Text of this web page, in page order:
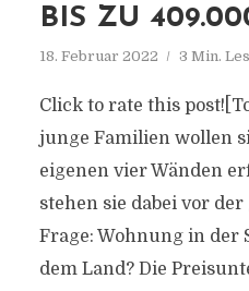
BIS ZU
18. Februar 2022 3 Min.
Click to rate this
junge Familien wollen
eigenen vier Wänden
stehen sie dabei vor
Frage: Wohnung in der
dem Land? Die